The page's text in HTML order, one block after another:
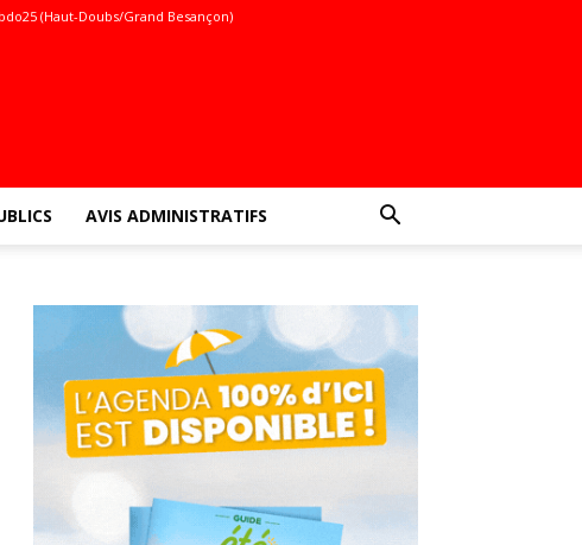
(Haut-Doubs/Grand Besançon)
AVIS ADMINISTRATIFS